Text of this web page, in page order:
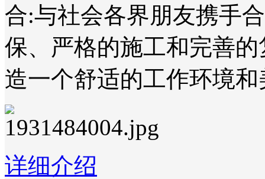
合:与社会各界朋友携手
保、严格的施工和完善
造一个舒适的工作环境
详细介绍